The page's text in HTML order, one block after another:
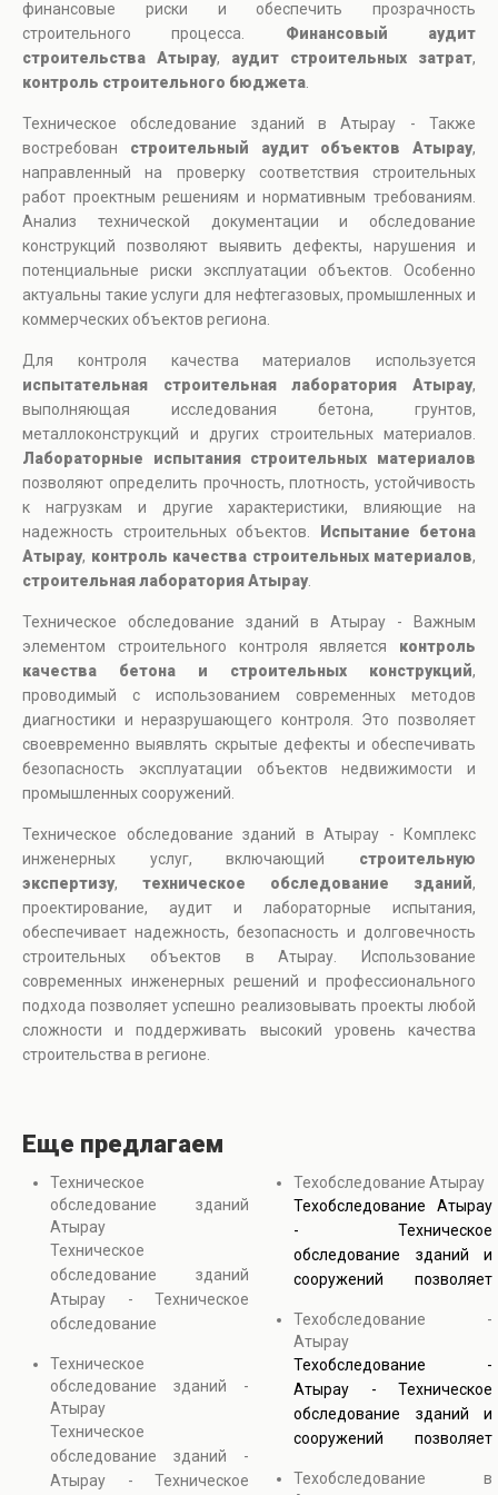
финансовые риски и обеспечить прозрачность
строительного процесса. Финансовый аудит
строительства Атырау, аудит строительных затрат,
контроль строительного бюджета
Техническое обследование зданий в Атырау - Также
востребован строительный аудит объектов Атырау,
направленный на проверку соответствия строительных
работ проектным решениям и нормативным требованиям.
Анализ технической документации и обследование
конструкций позволяют выявить дефекты, нарушения и
потенциальные риски эксплуатации объектов. Особенно
актуальны такие услуги для нефтегазовых, промышленных и
коммерческих объектов региона.
Для контроля качества материалов используется
испытательная строительная лаборатория Атырау,
выполняющая исследования бетона, грунтов,
металлоконструкций и других строительных материалов.
Лабораторные испытания строительных материалов
позволяют определить прочность, плотность, устойчивость
к нагрузкам и другие характеристики, влияющие на
надежность строительных объектов.
Испытание бетона
Атырау, контроль качества строительных материалов,
строительная лаборатория Атырау.
Техническое обследование зданий в Атырау - Важным
элементом строительного контроля является контроль
качества бетона и строительных конструкций,
проводимый с использованием современных методов
диагностики и неразрушающего контроля. Это позволяет
своевременно выявлять скрытые дефекты и обеспечивать
безопасность эксплуатации объектов недвижимости и
промышленных сооружений.
Техническое обследование зданий в Атырау - Комплекс
инженерных услуг, включающий строительную
экспертизу, техническое обследование зданий,
проектирование, аудит и лабораторные испытания,
обеспечивает надежность, безопасность и долговечность
строительных объектов в Атырау. Использование
современных инженерных решений и профессионального
подхода позволяет успешно реализовывать проекты любой
сложности и поддерживать высокий уровень качества
строительства в регионе.
Еще предлагаем
Техническое
обследование зданий
Атырау
Техническое
обследование зданий
Атырау - Техническое
обследование
на диагностику состояния
зданий с применением
инструментальных и
визуальных методов
контроля. В процессе
Техническое
обследование зданий -
Атырау
Техническое
обследование зданий -
Атырау - Техническое
Техобследование Атырау
Техобследование Атырау
- Техническое
обследование зданий и
сооружений позволяет
информацию о состоянии
конструкций и
инженерных систем. Оно
включает проверку
несущих элементов,
выявление скрытых
дефектов и анализ
Техобследование -
Атырау
Техобследование -
Атырау - Техническое
обследование зданий и
сооружений позволяет
информацию о состоянии
Техобследование в